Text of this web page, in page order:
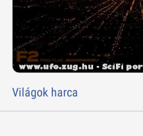
Világok harca